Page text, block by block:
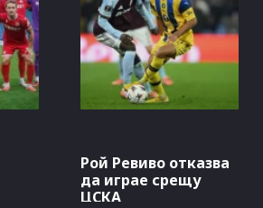
Рой Ревиво отказва
да играе срещу
ЦСКА